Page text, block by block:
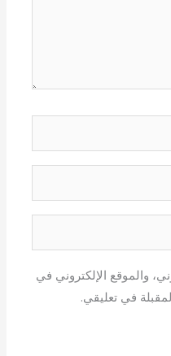
والموقع الإلكتروني في
في تعليقي.